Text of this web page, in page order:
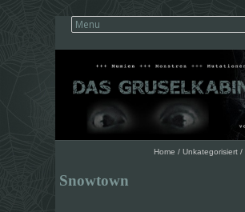
Home / Unkategorisiert /
Snowtown